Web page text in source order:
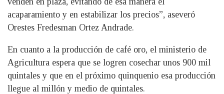
acaparamiento y en estabilizar los precios”, aseveró
Orestes Fredesman Ortez Andrade.
En cuanto a la producción de café oro, el ministerio de
Agricultura espera que se logren cosechar unos 900 mil
quintales y que en el próximo quinquenio esa producción
llegue al millón y medio de quintales.